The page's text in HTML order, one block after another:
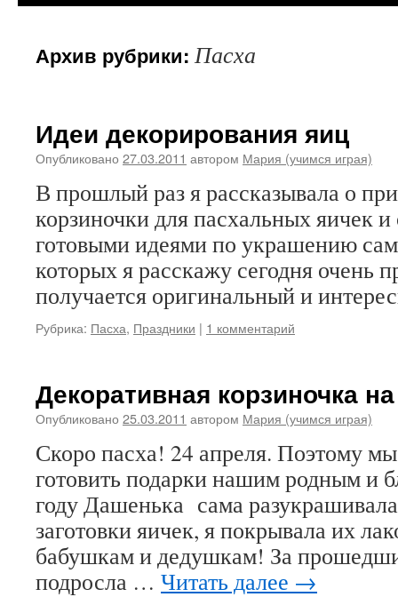
Архив рубрики: Пасха
Идеи декорирования яиц
Опубликовано 27.03.2011 автором Мария (учимся играя)
В прошлый раз я рассказывала о
корзиночки для пасхальных яичек
готовыми идеями по украшению
которых я расскажу сегодня очень
получается оригинальный и
Рубрика: Пасха, Праздники | 1 комментарий
Декоративная корзиночка
Опубликовано 25.03.2011 автором Мария (учимся играя)
Скоро пасха! 24 апреля. Поэтому
готовить подарки нашим родным и
году Дашенька сама
заготовки яичек, я покрывала их
бабушкам и дедушкам! За
подросла … Читать далее →